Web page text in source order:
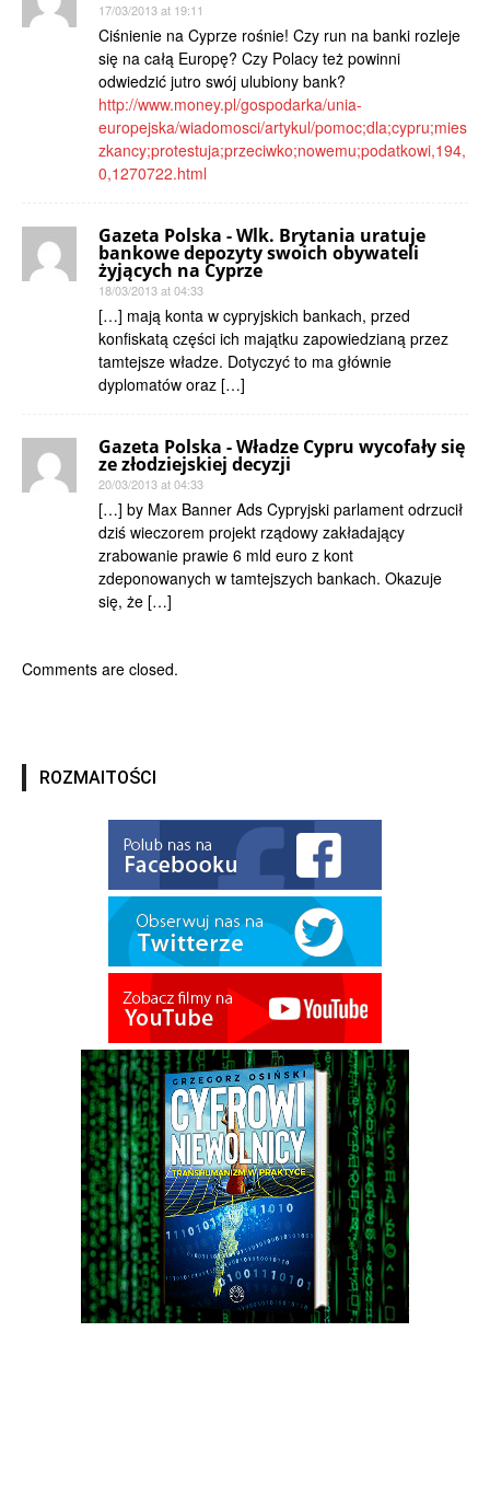
17/03/2013 at 19:11
Ciśnienie na Cyprze rośnie! Czy run na banki rozleje
się na całą Europę? Czy Polacy też powinni
odwiedzić jutro swój ulubiony bank?
http://www.money.pl/gospodarka/unia-
europejska/wiadomosci/artykul/pomoc;dla;cypru;mies
zkancy;protestuja;przeciwko;nowemu;podatkowi,194,
0,1270722.html
Gazeta Polska - Wlk. Brytania uratuje
bankowe depozyty swoich obywateli
żyjących na Cyprze
18/03/2013 at 04:33
[…] mają konta w cypryjskich bankach, przed
konfiskatą części ich majątku zapowiedzianą przez
tamtejsze władze. Dotyczyć to ma głównie
dyplomatów oraz […]
Gazeta Polska - Władze Cypru wycofały się
ze złodziejskiej decyzji
20/03/2013 at 04:33
[…] by Max Banner Ads Cypryjski parlament odrzucił
dziś wieczorem projekt rządowy zakładający
zrabowanie prawie 6 mld euro z kont
zdeponowanych w tamtejszych bankach. Okazuje
się, że […]
Comments are closed.
ROZMAITOŚCI